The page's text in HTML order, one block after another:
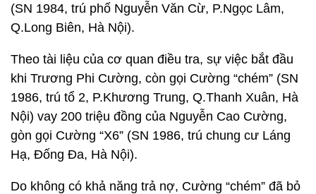
(SN 1984, trú phố Nguyễn Văn Cừ, P.Ngọc Lâm,
Q.Long Biên, Hà Nội).
Theo tài liệu của cơ quan điều tra, sự việc bắt đầu
khi Trương Phi Cường, còn gọi Cường “chém” (SN
1986, trú tổ 2, P.Khương Trung, Q.Thanh Xuân, Hà
Nội) vay 200 triệu đồng của Nguyễn Cao Cường,
gòn gọi Cường “X6” (SN 1986, trú chung cư Láng
Hạ, Đống Đa, Hà Nội).
Do không có khả năng trả nợ, Cường “chém” đã bỏ